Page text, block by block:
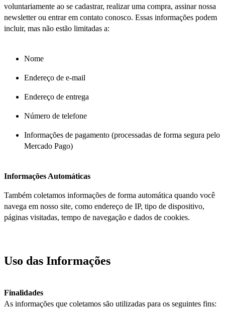
voluntariamente ao se cadastrar, realizar uma compra, assinar nossa
newsletter ou entrar em contato conosco. Essas informações podem
incluir, mas não estão limitadas a:
Nome
Endereço de e-mail
Endereço de entrega
Número de telefone
Informações de pagamento (processadas de forma segura pelo
Mercado Pago)
Informações Automáticas
Também coletamos informações de forma automática quando você
navega em nosso site, como endereço de IP, tipo de dispositivo,
páginas visitadas, tempo de navegação e dados de cookies.
Uso das Informações
Finalidades
As informações que coletamos são utilizadas para os seguintes fins: